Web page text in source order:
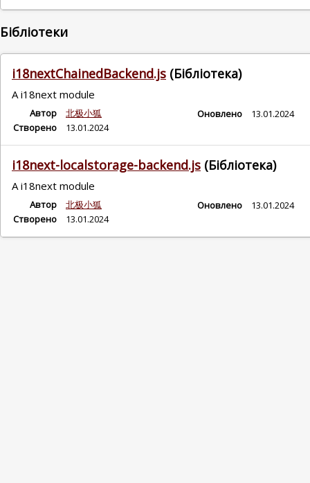
Бібліотеки
i18nextChainedBackend.js (Бібліотека)
A i18next module
Автор
北极小狐
Створено
13.01.2024
Оновлено 13.01.2024
i18next-localstorage-backend.js (Бібліотека)
A i18next module
Автор
北极小狐
Створено
13.01.2024
Оновлено 13.01.2024